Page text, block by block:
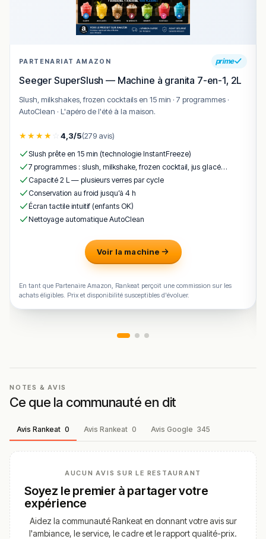
accompagner le repas.
Conclusion
, très
fraîche et savoureuse, servie dans un cadre intime et
convivial.
Les visiteurs saluent régulièrement la
chaleureux, ce qui en fait une excellente option pour un
déjeuner ou un dîner différent dans le Marais.
Que ce soit pour un bibimbap végétarien, des nouilles
tantan épicées, un curry asiatique ou un tempura de
légumes croustillant, Chez Eating offre une
culinaire saine, originale et délicieuse
validation humaine.
Cette description peut contenir des erreurs, n'hésitez pas à
nous aider en vous rendant sur :Améliorer la fiche de cet
établissement
PARTENARIAT AMAZON prime
Seeger SuperSlush — Machine à granita 7-en-1, 2L
Slush, milkshakes, frozen cocktails en 15 min · 7 programmes ·
AutoClean · L'apéro de l'été à la maison.
★★★★ 4,3/5(279 avis)
Slush prête en 15 min (technologie InstantFreeze)
7 programmes : slush, milkshake, frozen cocktail, jus glacé…
Capacité 2 L — plusieurs verres par cycle
Conservation au froid jusqu’à 4 h
Écran tactile intuitif (enfants OK)
Nettoyage automatique AutoClean
Voir la machine
En tant que Partenaire Amazon, Rankeat perçoit une commission sur les
achats éligibles. Prix et disponibilité susceptibles d'évoluer.
NOTES & AVIS
Ce que la communauté en dit
Avis Rankeat 0 Avis Rankeat 0 Avis Google 345
AUCUN AVIS SUR LE RESTAURANT
Soyez le premier à partager votre
expérience
Aidez la communauté Rankeat en donnant votre avis sur
l'ambiance, le service, le cadre et le rapport qualité-prix.